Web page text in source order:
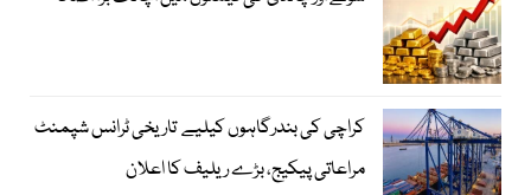
کراچی کی بندرگاہوں کیلیے تاریخی ٹرانس شپمنٹ
مراعاتی پیکیج، بڑے ریلیف کا اعلان